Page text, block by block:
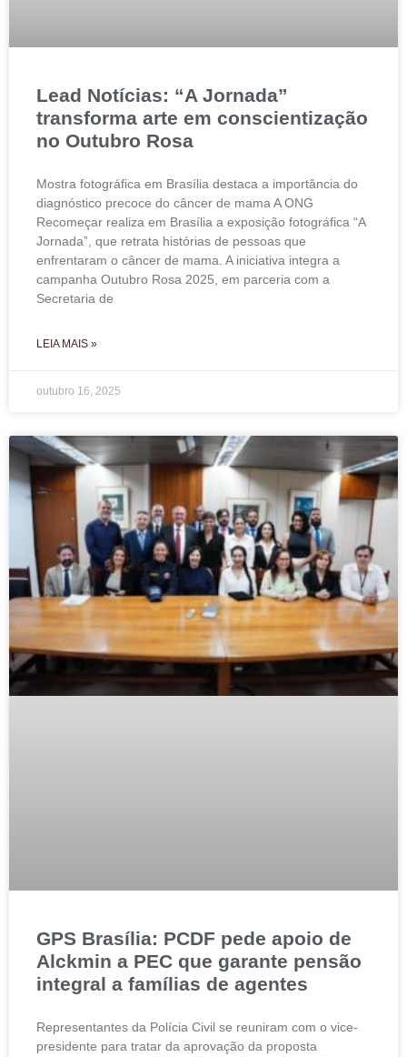
Lead Notícias: “A Jornada”
transforma arte em conscientização
no Outubro Rosa
Mostra fotográfica em Brasília destaca a importância do
diagnóstico precoce do câncer de mama A ONG
Recomeçar realiza em Brasília a exposição fotográfica “A
Jornada”, que retrata histórias de pessoas que
enfrentaram o câncer de mama. A iniciativa integra a
campanha Outubro Rosa 2025, em parceria com a
Secretaria de
LEIA MAIS »
outubro 16, 2025
GPS Brasília: PCDF pede apoio de
Alckmin a PEC que garante pensão
integral a famílias de agentes
Representantes da Polícia Civil se reuniram com o vice-
presidente para tratar da aprovação da proposta